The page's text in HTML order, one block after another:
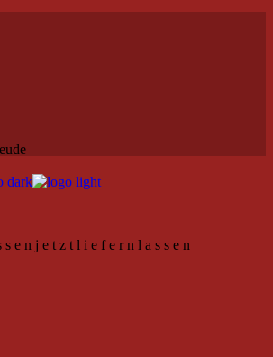
s e n j e t z t l i e f e r n l a s s e n